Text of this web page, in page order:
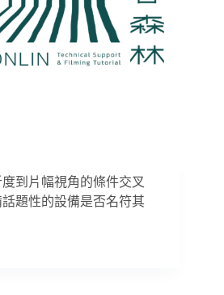
度到片幅視角的條件交叉
話題性的設備是否名符其